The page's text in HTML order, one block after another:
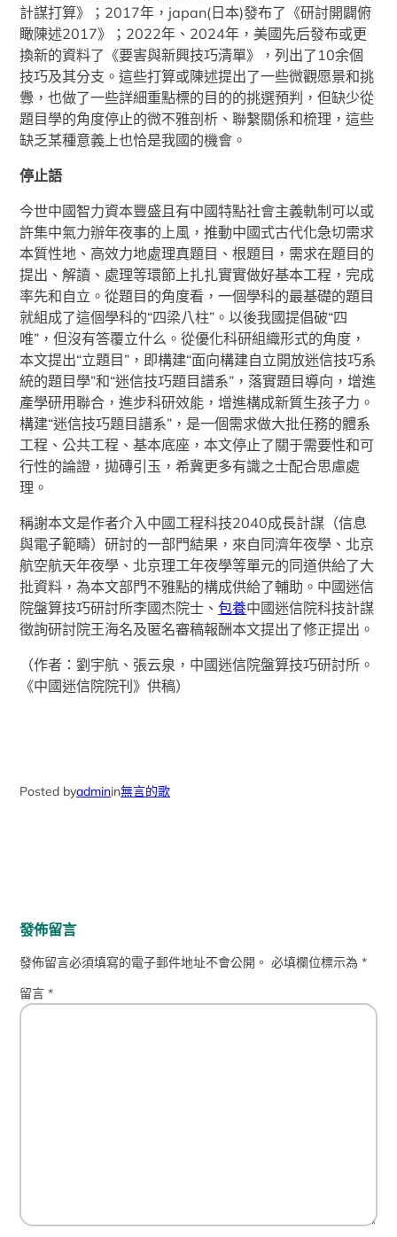
計謀打算》；2017年，japan(日本)發布了《研討開闢俯
瞰陳述2017》；2022年、2024年，美國先后發布或更
換新的資料了《要害與新興技巧清單》，列出了10余個
技巧及其分支。這些打算或陳述提出了一些微觀愿景和挑
釁，也做了一些詳細重點標的目的的挑選預判，但缺少從
題目學的角度停止的微不雅剖析、聯繫關係和梳理，這些
缺乏某種意義上也恰是我國的機會。
停止語
今世中國智力資本豐盛且有中國特點社會主義軌制可以或
許集中氣力辦年夜事的上風，推動中國式古代化急切需求
本質性地、高效力地處理真題目、根題目，需求在題目的
提出、解讀、處理等環節上扎扎實實做好基本工程，完成
率先和自立。從題目的角度看，一個學科的最基礎的題目
就組成了這個學科的“四梁八柱”。以後我國提倡破“四
唯”，但沒有答覆立什么。從優化科研組織形式的角度，
本文提出“立題目”，即構建“面向構建自立開放迷信技巧系
統的題目學”和“迷信技巧題目譜系”，落實題目導向，增進
產學研用聯合，進步科研效能，增進構成新質生孩子力。
構建“迷信技巧題目譜系”，是一個需求做大批任務的體系
工程、公共工程、基本底座，本文停止了關于需要性和可
行性的論證，拋磚引玉，希冀更多有識之士配合思慮處
理。
稱謝本文是作者介入中國工程科技2040成長計謀（信息
與電子範疇）研討的一部門結果，來自同濟年夜學、北京
航空航天年夜學、北京理工年夜學等單元的同道供給了大
批資料，為本文部門不雅點的構成供給了輔助。中國迷信
院盤算技巧研討所李國杰院士、包養中國迷信院科技計謀
徵詢研討院王海名及匿名審稿報酬本文提出了修正提出。
（作者：劉宇航、張云泉，中國迷信院盤算技巧研討所。
《中國迷信院院刊》供稿）
Posted byadminin無言的歌
發佈留言
發佈留言必須填寫的電子郵件地址不會公開。 必填欄位標示為*
留言*